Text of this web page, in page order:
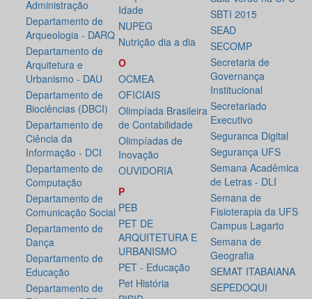
Administração
Departamento de
Arqueologia - DARQ
Departamento de
Arquitetura e
Urbanismo - DAU
Departamento de
Biociências (DBCI)
Departamento de
Ciência da
Informação - DCI
Departamento de
Computação
Departamento de
Comunicação Social
Departamento de
Dança
Departamento de
Educação
Departamento de
Idade
NUPEG
Nutrição dia a dia
O
OCMEA
OFICIAIS
Olimpíada Brasileira
de Contabilidade
Olimpíadas de
Inovação
OUVIDORIA
P
PEB
PET DE
ARQUITETURA E
URBANISMO
PET - Educação
Pet História
SBTI 2015
SEAD
SECOMP
Secretaria de
Governança
Institucional
Secretariado
Executivo
Seguranca Digital
Segurança UFS
Semana Acadêmica
de Letras - DLI
Semana de
Fisioterapia da UFS
Campus Lagarto
Semana de
Geografia
SEMAT ITABAIANA
SEPEDOQUI